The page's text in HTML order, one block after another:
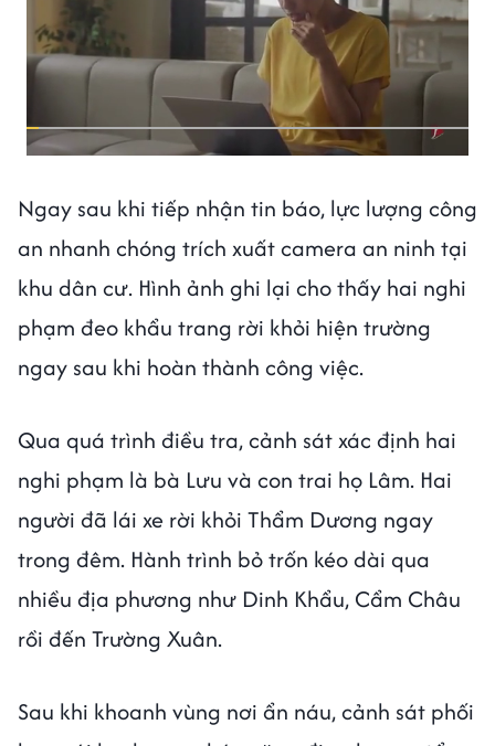
Ngay sau khi tiếp nhận tin báo, lực lượng công
an nhanh chóng trích xuất camera an ninh tại
khu dân cư. Hình ảnh ghi lại cho thấy hai nghi
phạm đeo khẩu trang rời khỏi hiện trường
ngay sau khi hoàn thành công việc.
Qua quá trình điều tra, cảnh sát xác định hai
nghi phạm là bà Lưu và con trai họ Lâm. Hai
người đã lái xe rời khỏi Thẩm Dương ngay
trong đêm. Hành trình bỏ trốn kéo dài qua
nhiều địa phương như Dinh Khẩu, Cẩm Châu
rồi đến Trường Xuân.
Sau khi khoanh vùng nơi ẩn náu, cảnh sát phối